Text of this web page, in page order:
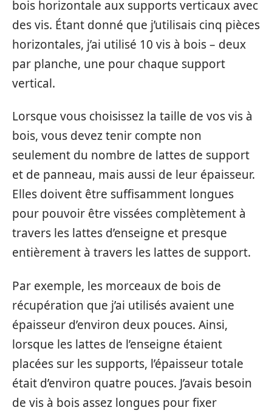
bois horizontale aux supports verticaux avec
des vis. Étant donné que j’utilisais cinq pièces
horizontales, j’ai utilisé 10 vis à bois – deux
par planche, une pour chaque support
vertical.
Lorsque vous choisissez la taille de vos vis à
bois, vous devez tenir compte non
seulement du nombre de lattes de support
et de panneau, mais aussi de leur épaisseur.
Elles doivent être suffisamment longues
pour pouvoir être vissées complètement à
travers les lattes d’enseigne et presque
entièrement à travers les lattes de support.
Par exemple, les morceaux de bois de
récupération que j’ai utilisés avaient une
épaisseur d’environ deux pouces. Ainsi,
lorsque les lattes de l’enseigne étaient
placées sur les supports, l’épaisseur totale
était d’environ quatre pouces. J’avais besoin
de vis à bois assez longues pour fixer